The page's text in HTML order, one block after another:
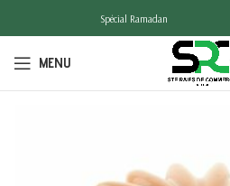
Spécial Ramadan
MENU